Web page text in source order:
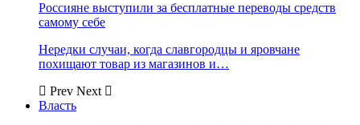
Россияне выступили за бесплатные переводы средств
самому себе
Нередки случаи, когда славгородцы и яровчане
похищают товар из магазинов и…
Prev Next
Власть